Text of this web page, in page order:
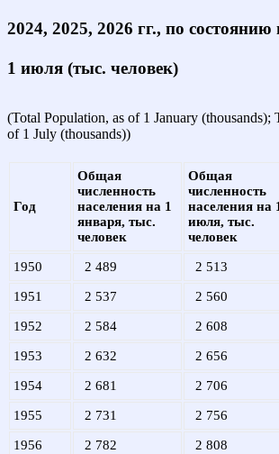
2024, 2025, 2026 гг., по
1 июля (тыс. человек)
(Total Population, as of 1 January (thousands);
of 1 July (thousands))
Год
Общая
численность
населения на 1
января, тыс.
человек
Общая
численность
населения на 1
июля, тыс.
человек
1950 2 489 2 513
1951 2 537 2 560
1952 2 584 2 608
1953 2 632 2 656
1954 2 681 2 706
1955 2 731 2 756
1956 2 782 2 808